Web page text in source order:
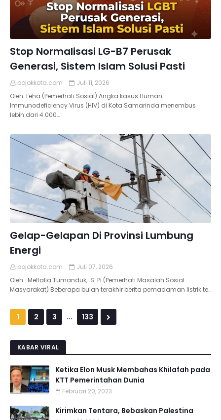
Stop Normalisasi LG-B7 Perusak
Generasi, Sistem Islam Solusi Pasti
pojokkota.com
Juli 11, 2026
Oleh: Leha (Pemerhati Sosial) Angka kasus Human
Immunodeficiency Virus (HIV) di Kota Samarinda menembus
lebih dari 4.000…
Gelap-Gelapan Di Provinsi Lumbung
Energi
pojokkota.com
Juli 07, 2026
Oleh : Meltalia Tumanduk, S. Pi (Pemerhati Masalah Sosial
Masyarakat) Beberapa bulan terakhir berita pemadaman listrik te…
1 2 3 ... 133
KABAR VIRAL
Ketika Elon Musk Membahas Khilafah pada
KTT Pemerintahan Dunia
Februari 20, 2023
Kirimkan Tentara, Bebaskan Palestina